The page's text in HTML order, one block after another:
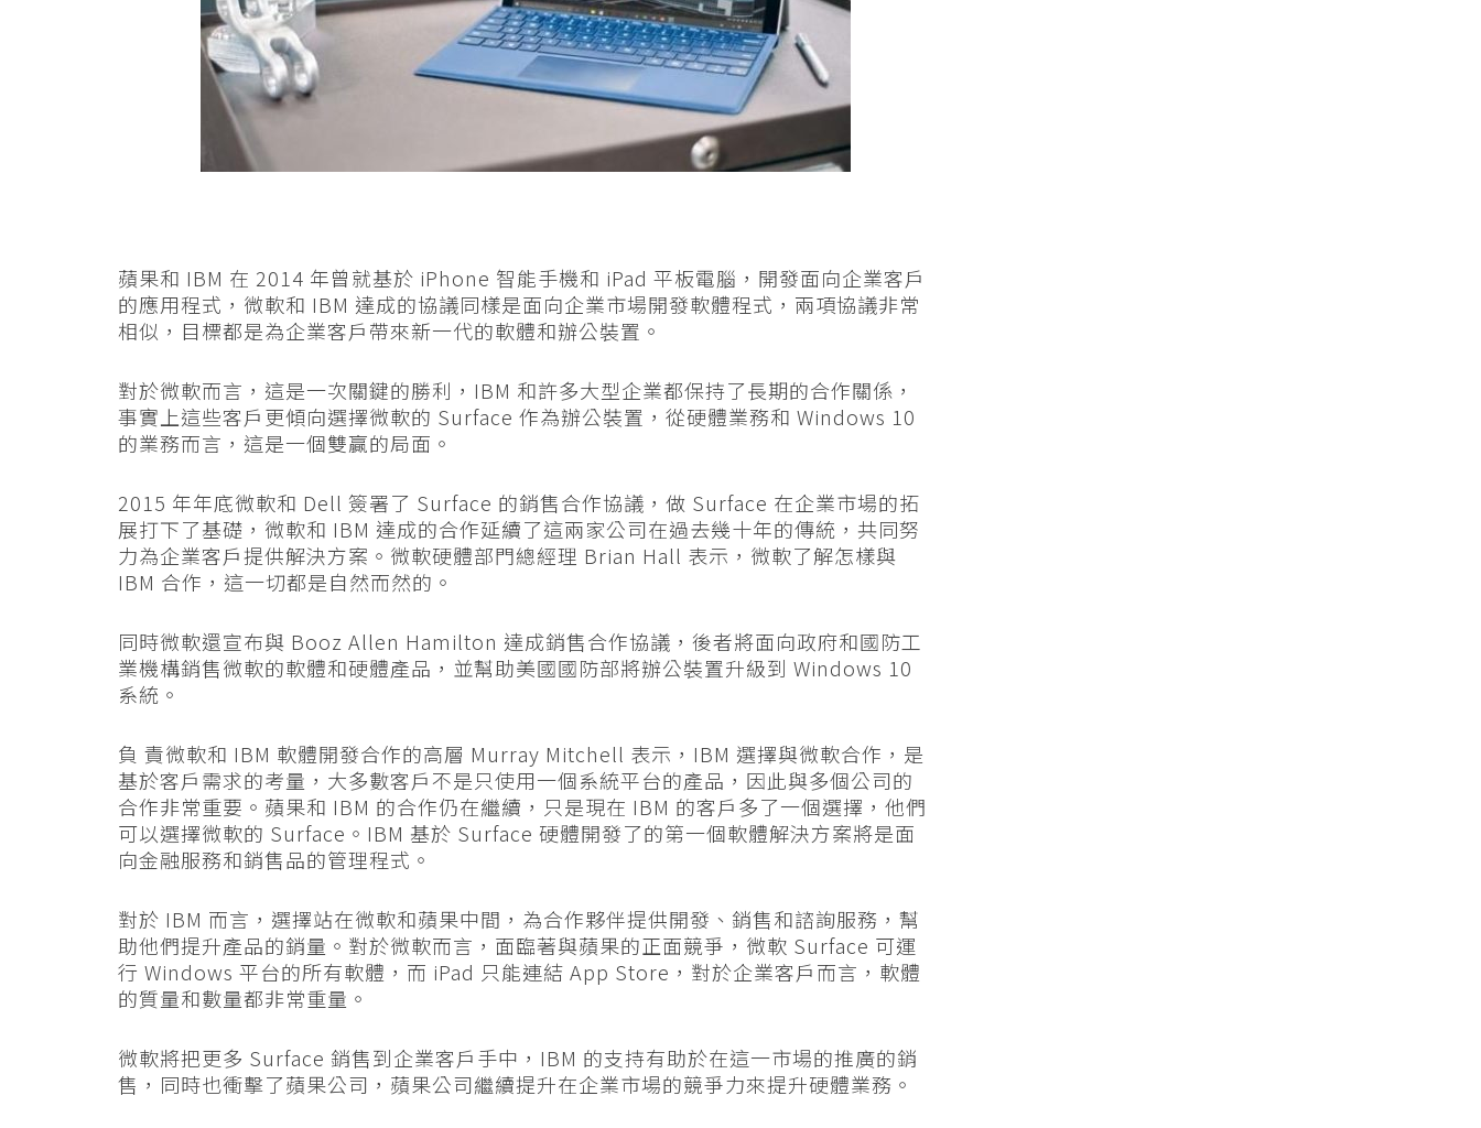
蘋果和 IBM 在 2014 年曾就基於 iPhone 智能手機和 iPad 平板電腦，開發面向企業客戶
的應用程式，微軟和 IBM 達成的協議同樣是面向企業市場開發軟體程式，兩項協議非常
相似，目標都是為企業客戶帶來新一代的軟體和辦公裝置。
對於微軟而言，這是一次關鍵的勝利，IBM 和許多大型企業都保持了長期的合作關係，
事實上這些客戶更傾向選擇微軟的 Surface 作為辦公裝置，從硬體業務和 Windows 10
的業務而言，這是一個雙贏的局面。
2015 年年底微軟和 Dell 簽署了 Surface 的銷售合作協議，做 Surface 在企業市場的拓
展打下了基礎，微軟和 IBM 達成的合作延續了這兩家公司在過去幾十年的傳統，共同努
力為企業客戶提供解決方案。微軟硬體部門總經理 Brian Hall 表示，微軟了解怎樣與
IBM 合作，這一切都是自然而然的。
同時微軟還宣布與 Booz Allen Hamilton 達成銷售合作協議，後者將面向政府和國防工
業機構銷售微軟的軟體和硬體產品，並幫助美國國防部將辦公裝置升級到 Windows 10
系統。
負 責微軟和 IBM 軟體開發合作的高層 Murray Mitchell 表示，IBM 選擇與微軟合作，是
基於客戶需求的考量，大多數客戶不是只使用一個系統平台的產品，因此與多個公司的
合作非常重要。蘋果和 IBM 的合作仍在繼續，只是現在 IBM 的客戶多了一個選擇，他們
可以選擇微軟的 Surface。IBM 基於 Surface 硬體開發了的第一個軟體解決方案將是面
向金融服務和銷售品的管理程式。
對於 IBM 而言，選擇站在微軟和蘋果中間，為合作夥伴提供開發、銷售和諮詢服務，幫
助他們提升產品的銷量。對於微軟而言，面臨著與蘋果的正面競爭，微軟 Surface 可運
行 Windows 平台的所有軟體，而 iPad 只能連結 App Store，對於企業客戶而言，軟體
的質量和數量都非常重量。
微軟將把更多 Surface 銷售到企業客戶手中，IBM 的支持有助於在這一市場的推廣的銷
售，同時也衝擊了蘋果公司，蘋果公司繼續提升在企業市場的競爭力來提升硬體業務。